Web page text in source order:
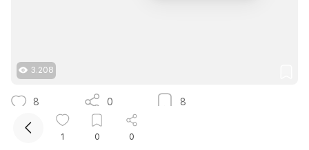
3.208
8 0 8
Căn hộ 90m2 tại Opal Tower thiết kế Neo Classic
sang trọng cho gia đình trẻ
1 0 0